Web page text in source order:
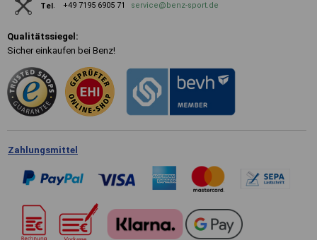
Tel. +49 7195 6905 71 service@benz-sport.de
Qualitätssiegel:
Sicher einkaufen bei Benz!
Zahlungsmittel